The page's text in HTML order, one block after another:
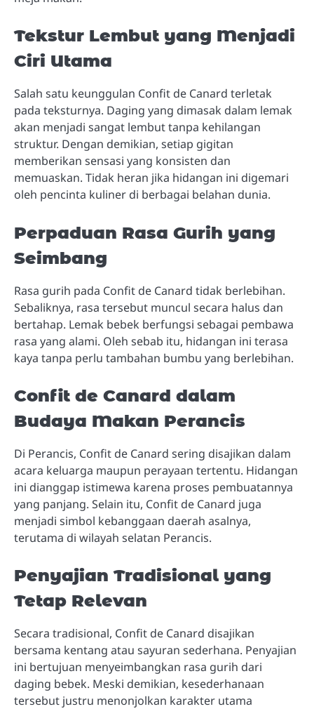
Tekstur Lembut yang Menjadi
Ciri Utama
Salah satu keunggulan Confit de Canard terletak
pada teksturnya. Daging yang dimasak dalam lemak
akan menjadi sangat lembut tanpa kehilangan
struktur. Dengan demikian, setiap gigitan
memberikan sensasi yang konsisten dan
memuaskan. Tidak heran jika hidangan ini digemari
oleh pencinta kuliner di berbagai belahan dunia.
Perpaduan Rasa Gurih yang
Seimbang
Rasa gurih pada Confit de Canard tidak berlebihan.
Sebaliknya, rasa tersebut muncul secara halus dan
bertahap. Lemak bebek berfungsi sebagai pembawa
rasa yang alami. Oleh sebab itu, hidangan ini terasa
kaya tanpa perlu tambahan bumbu yang berlebihan.
Confit de Canard dalam
Budaya Makan Perancis
Di Perancis, Confit de Canard sering disajikan dalam
acara keluarga maupun perayaan tertentu. Hidangan
ini dianggap istimewa karena proses pembuatannya
yang panjang. Selain itu, Confit de Canard juga
menjadi simbol kebanggaan daerah asalnya,
terutama di wilayah selatan Perancis.
Penyajian Tradisional yang
Tetap Relevan
Secara tradisional, Confit de Canard disajikan
bersama kentang atau sayuran sederhana. Penyajian
ini bertujuan menyeimbangkan rasa gurih dari
daging bebek. Meski demikian, kesederhanaan
tersebut justru menonjolkan karakter utama